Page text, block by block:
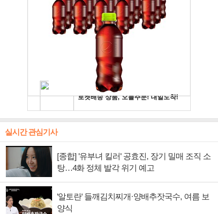
실시간 관심기사
[종합] '유부녀 킬러' 공효진, 장기 밀매 조직 소
탕…4화 정체 발각 위기 예고
'알토란' 들깨김치찌개·양배추잣국수, 여름 보
양식